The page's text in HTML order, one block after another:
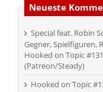
Neueste
Special feat. Robin
Gegner, Spielfiguren,
Hooked on Topic
(Patreon/Steady)
Hooked on Topic